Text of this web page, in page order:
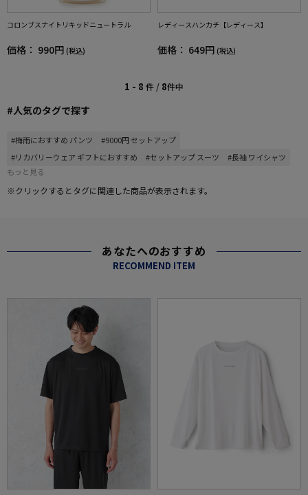
コロンブスナイトリキッドニュートラル
価格： 990円 (税込)
レディースハンカチ【レディース】
価格： 649円 (税込)
1 - 8 件 / 8件中
#人気のタグで探す
#梅雨におすすめ パンツ
#9000円 セットアップ
#リカバリーウェア ギフトにおすすめ
#セットアップ スーツ
#長袖 ワイシャツ
もっと見る
※クリックするとタグに関連した商品が表示されます。
あなたへのおすすめ
RECOMMEND ITEM